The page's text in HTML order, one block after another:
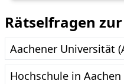
Rätselfragen
Aachener Universität
Hochschule in Aachen